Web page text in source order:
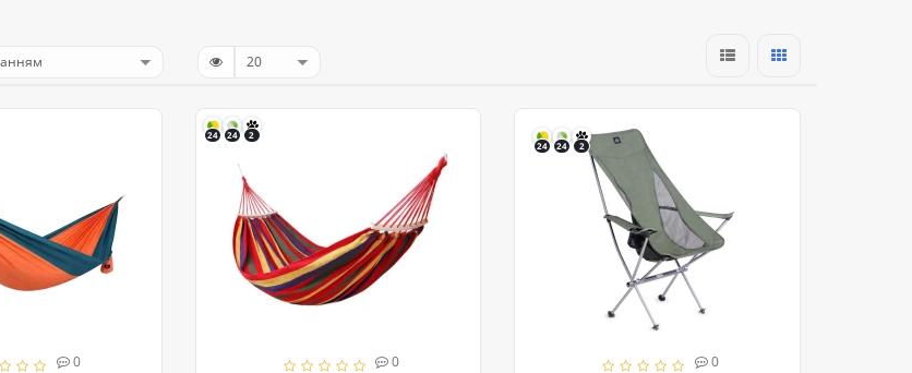
0
24 24 2
0
24 24 2
0